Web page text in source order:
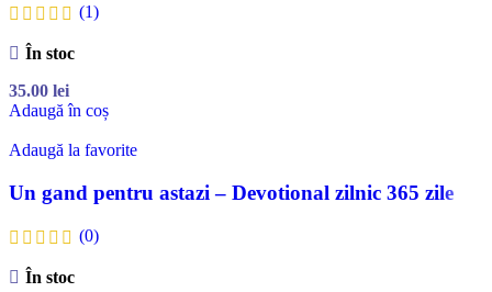
(1)
În stoc
35.00 lei
Adaugă în coș
Adaugă la favorite
Un gand pentru astazi – Devotional zilnic 365 zile
(0)
În stoc